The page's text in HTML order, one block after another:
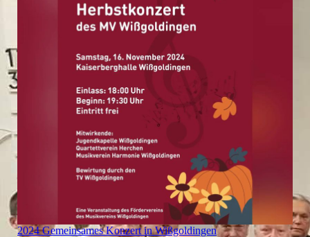
2024 Gemeinsames Konzert in Wißgoldingen